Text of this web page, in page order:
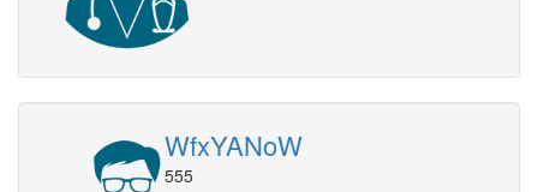
WfxYANoW
555